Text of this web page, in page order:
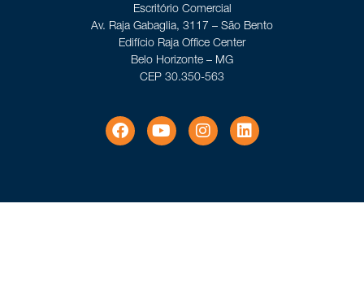
Escritório Comercial
Av. Raja Gabaglia, 3117 – São Bento
Edifício Raja Office Center
Belo Horizonte – MG
CEP 30.350-563